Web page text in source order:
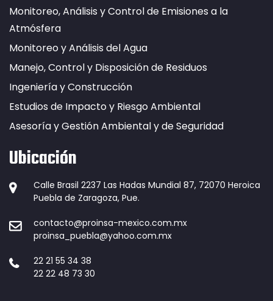
Monitoreo, Análisis y Control de Emisiones a la
Atmósfera
Monitoreo y Análisis del Agua
Manejo, Control y Disposición de Residuos
Ingeniería y Construcción
Estudios de Impacto y Riesgo Ambiental
Asesoría y Gestión Ambiental y de Seguridad
Ubicación
Calle Brasil 2237 Las Hadas Mundial 87, 72070 Heroica
Puebla de Zaragoza, Pue.
contacto@proinsa-mexico.com.mx
proinsa_puebla@yahoo.com.mx
22 21 55 34 38
22 22 48 73 30